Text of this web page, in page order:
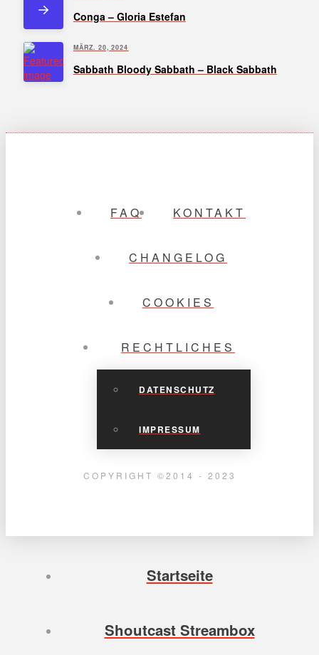
Conga – Gloria Estefan
MÄRZ. 20, 2024
Sabbath Bloody Sabbath – Black Sabbath
FAQ KONTAKT
CHANGELOG
COOKIES
RECHTLICHES
DATENSCHUTZ
IMPRESSUM
COPYRIGHT ©2014 - 2023
Startseite
Shoutcast Streambox